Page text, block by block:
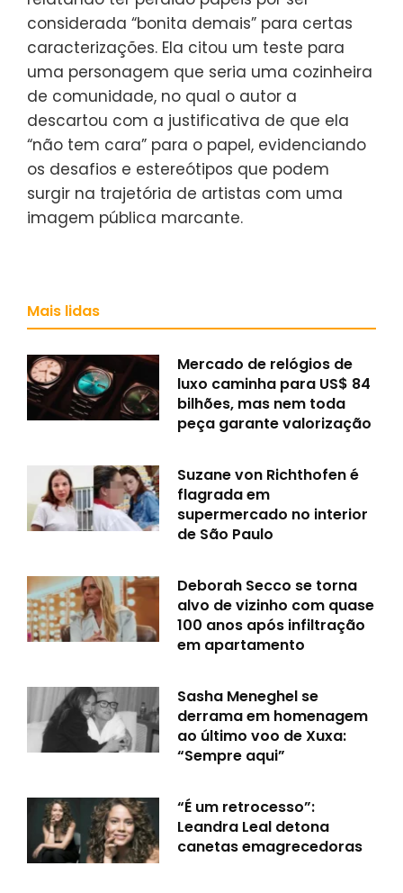
considerada “bonita demais” para certas
caracterizações. Ela citou um teste para
uma personagem que seria uma cozinheira
de comunidade, no qual o autor a
descartou com a justificativa de que ela
“não tem cara” para o papel, evidenciando
os desafios e estereótipos que podem
surgir na trajetória de artistas com uma
imagem pública marcante.
Mais lidas
Mercado de relógios de
luxo caminha para US$ 84
bilhões, mas nem toda
peça garante valorização
Suzane von Richthofen é
flagrada em
supermercado no interior
de São Paulo
Deborah Secco se torna
alvo de vizinho com quase
100 anos após infiltração
em apartamento
Sasha Meneghel se
derrama em homenagem
ao último voo de Xuxa:
“Sempre aqui”
“É um retrocesso”:
Leandra Leal detona
canetas emagrecedoras